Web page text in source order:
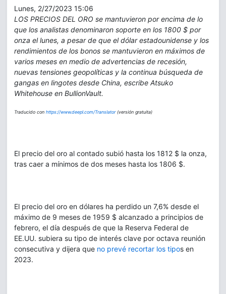
Lunes, 2/27/2023 15:06
LOS PRECIOS DEL ORO se mantuvieron por encima de lo
que los analistas denominaron soporte en los 1800 $ por
onza el lunes, a pesar de que el dólar estadounidense y los
rendimientos de los bonos se mantuvieron en máximos de
varios meses en medio de advertencias de recesión,
nuevas tensiones geopolíticas y la continua búsqueda de
gangas en lingotes desde China, escribe Atsuko
Whitehouse en BullionVault.
Traducido con https://www.deepl.com/Translator(versión gratuita)
El precio del oro al contado subió hasta los 1812 $ la onza,
tras caer a mínimos de dos meses hasta los 1806 $.
El precio del oro en dólares ha perdido un 7,6% desde el
máximo de 9 meses de 1959 $ alcanzado a principios de
febrero, el día después de que la Reserva Federal de
EE.UU. subiera su tipo de interés clave por octava reunión
consecutiva y dijera que no prevé recortar los tipos en
2023.